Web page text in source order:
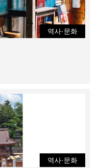
역사·문화
역사·문화